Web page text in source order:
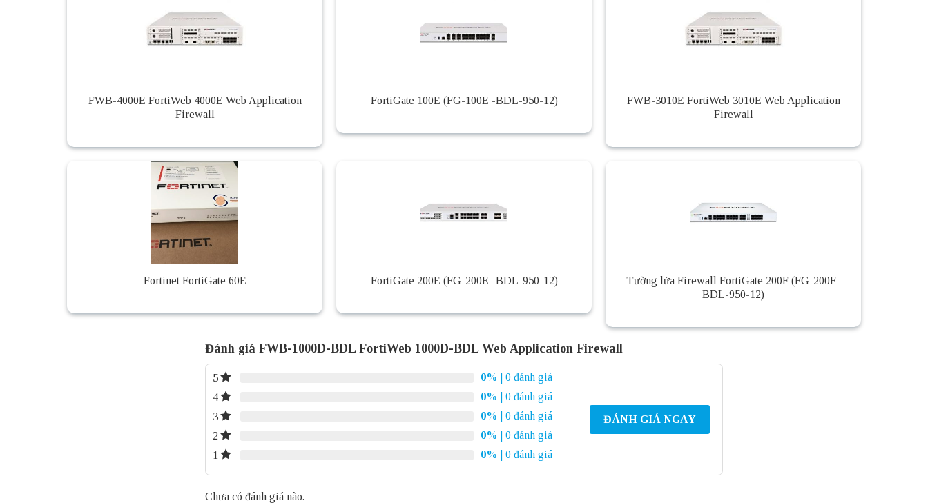
FWB-4000E FortiWeb 4000E Web Application
Firewall
FortiGate 100E (FG-100E -BDL-950-12)
FWB-3010E FortiWeb 3010E Web Application
Firewall
Fortinet FortiGate 60E FortiGate 200E (FG-200E -BDL-950-12)
Tường lửa Firewall FortiGate 200F (FG-200F-
BDL-950-12)
Đánh giá FWB-1000D-BDL FortiWeb 1000D-BDL Web Application Firewall
5 0%
| 0 đánh giá
4
0%
| 0 đánh giá
3
0%
| 0 đánh giá
2
0%
| 0 đánh giá
1
0% | 0 đánh giá
ĐÁNH GIÁ NGAY
Chưa có đánh giá nào.